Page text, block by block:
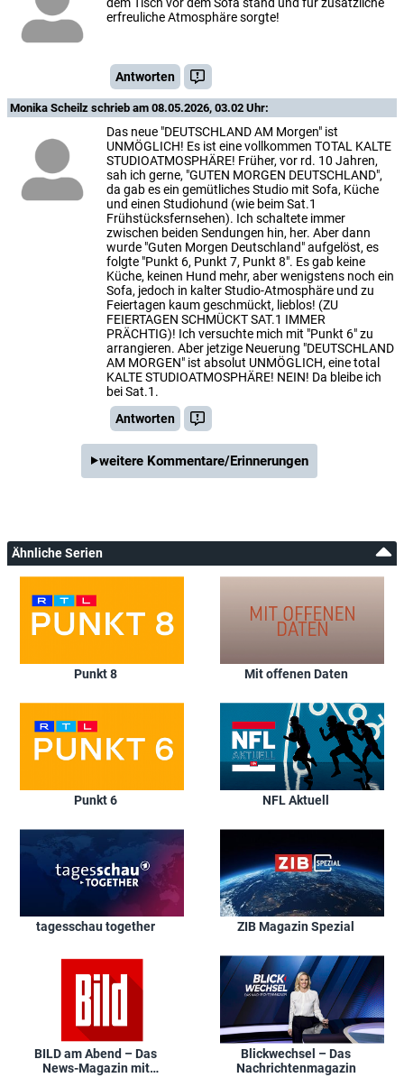
dem Tisch vor dem Sofa stand und für zusätzliche
erfreuliche Atmosphäre sorgte!
Antworten
Monika Scheilz schrieb am 08.05.2026, 03.02 Uhr:
Das neue "DEUTSCHLAND AM Morgen" ist
UNMÖGLICH! Es ist eine vollkommen TOTAL KALTE
STUDIOATMOSPHÄRE! Früher, vor rd. 10 Jahren,
sah ich gerne, "GUTEN MORGEN DEUTSCHLAND",
da gab es ein gemütliches Studio mit Sofa, Küche
und einen Studiohund (wie beim Sat.1
Frühstücksfernsehen). Ich schaltete immer
zwischen beiden Sendungen hin, her. Aber dann
wurde "Guten Morgen Deutschland" aufgelöst, es
folgte "Punkt 6, Punkt 7, Punkt 8". Es gab keine
Küche, keinen Hund mehr, aber wenigstens noch ein
Sofa, jedoch in kalter Studio-Atmosphäre und zu
Feiertagen kaum geschmückt, lieblos! (ZU
FEIERTAGEN SCHMÜCKT SAT.1 IMMER
PRÄCHTIG)! Ich versuchte mich mit "Punkt 6" zu
arrangieren. Aber jetzige Neuerung "DEUTSCHLAND
AM MORGEN" ist absolut UNMÖGLICH, eine total
KALTE STUDIOATMOSPHÄRE! NEIN! Da bleibe ich
bei Sat.1.
Antworten
weitere Kommentare/Erinnerungen
Ähnliche Serien
Punkt 8 Mit offenen Daten
Punkt 6 NFL Aktuell
tagesschau together ZIB Magazin Spezial
BILD am Abend – Das
News-Magazin mit
Blickwechsel – Das
Nachrichtenmagazin